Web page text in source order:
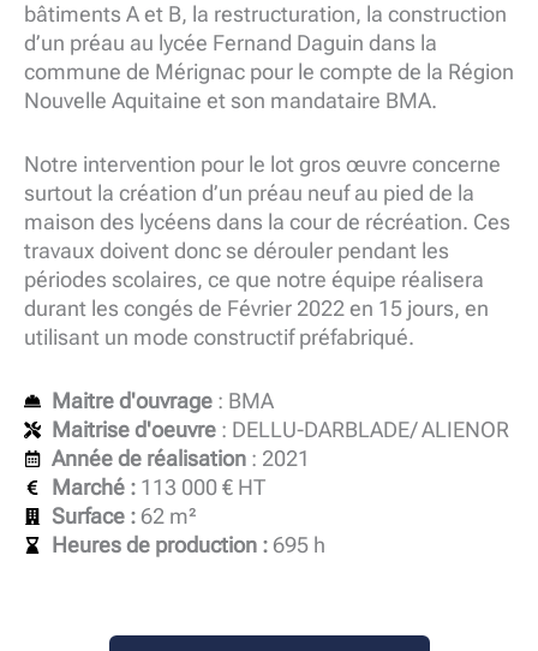
bâtiments A et B, la restructuration, la construction
d’un préau au lycée Fernand Daguin dans la
commune de Mérignac pour le compte de la Région
Nouvelle Aquitaine et son mandataire BMA.
Notre intervention pour le lot gros œuvre concerne
surtout la création d’un préau neuf au pied de la
maison des lycéens dans la cour de récréation. Ces
travaux doivent donc se dérouler pendant les
périodes scolaires, ce que notre équipe réalisera
durant les congés de Février 2022 en 15 jours, en
utilisant un mode constructif préfabriqué.
Maitre d'ouvrage: BMA
Maitrise d'oeuvre: DELLU-DARBLADE/ ALIENOR
Année de réalisation: 2021
Marché :113 000 € HT
Surface :62 m²
Heures de production :695 h